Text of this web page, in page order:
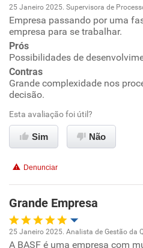
Oportunidade de promoção
Ambiente de trabalho
Conciliação com a vida familiar
Benefícios
Recomenda esta empresa
25 Janeiro 2025. Supervisora de
Empresa passando por uma
empresa para se trabalhar.
Prós
Possibilidades de
Contras
Grande complexidade nos
decisão.
Esta avaliação foi útil?
Sim Não
Denunciar
Grande Empresa
Oportunidade de promoção
25 Janeiro 2025. Analista de Gestão da
A BASF é uma empresa com